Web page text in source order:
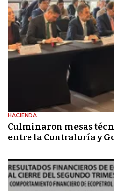
HACIENDA
Culminaron mesas
entre la Contraloría y